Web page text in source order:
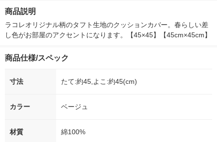
商品説明
ラコレオリジナル柄のタフト生地のクッションカバー。春らしい差
し色がお部屋のアクセントになります。【45×45】【45cm×45cm】
商品仕様/スペック
寸法 たて:約45,よこ:約45(cm)
カラー ベージュ
材質 綿100%